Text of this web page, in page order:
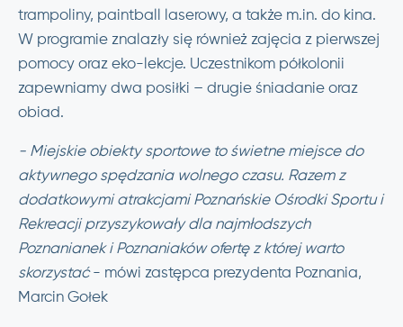
trampoliny, paintball laserowy, a także m.in. do kina.
W programie znalazły się również zajęcia z pierwszej
pomocy oraz eko-lekcje. Uczestnikom półkolonii
zapewniamy dwa posiłki – drugie śniadanie oraz
obiad.
- Miejskie obiekty sportowe to świetne miejsce do
aktywnego spędzania wolnego czasu. Razem z
dodatkowymi atrakcjami Poznańskie Ośrodki Sportu i
Rekreacji przyszykowały dla najmłodszych
Poznanianek i Poznaniaków ofertę z której warto
skorzystać- mówi zastępca prezydenta Poznania,
Marcin Gołek